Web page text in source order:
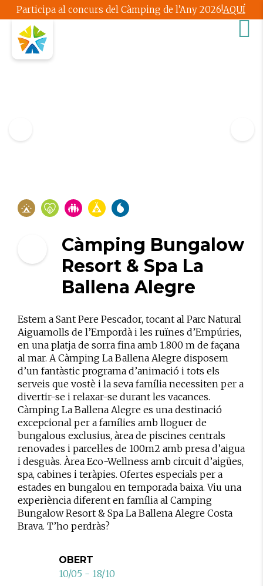
Participa al concurs del Càmping de l’Any 2026!AQUÍ
Càmping Bungalow
Resort & Spa La
Ballena Alegre
Estem a Sant Pere Pescador, tocant al Parc Natural
Aiguamolls de l’Empordà i les ruïnes d’Empúries,
en una platja de sorra fina amb 1.800 m de façana
al mar. A Càmping La Ballena Alegre disposem
d’un fantàstic programa d’animació i tots els
serveis que vostè i la seva família necessiten per a
divertir-se i relaxar-se durant les vacances.
Càmping La Ballena Alegre es una destinació
excepcional per a famílies amb lloguer de
bungalous exclusius, àrea de piscines centrals
renovades i parcel·les de 100m2 amb presa d’aigua
i desguàs. Àrea Eco-Wellness amb circuit d’aigües,
spa, cabines i teràpies. Ofertes especials per a
estades en bungalou en temporada baixa. Viu una
experiència diferent en família al Camping
Bungalow Resort & Spa La Ballena Alegre Costa
Brava. T’ho perdràs?
OBERT
10/05 - 18/10